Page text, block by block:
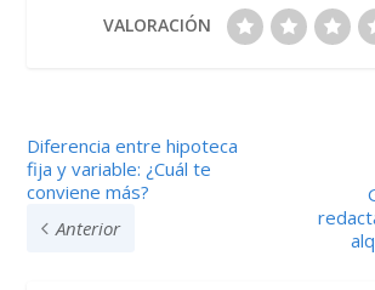
VALORACIÓN
Diferencia entre hipoteca
fija y variable: ¿Cuál te
conviene más?
Anterior